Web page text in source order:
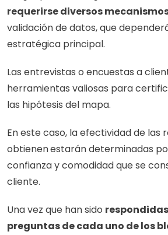
requerirse diversos
validación de datos, que
estratégica principal.
Las entrevistas o encuestas a
herramientas valiosas para
las hipótesis del mapa.
En este caso, la efectividad de las
obtienenestarán determinadas
confianza y comodidad que se
cliente.
Una vez que han sido
preguntas de cada uno de los